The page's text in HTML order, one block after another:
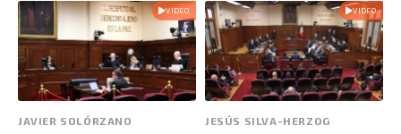
VIDEO
JAVIER SOLÓRZANO
VIDEO
JESÚS SILVA-HERZOG